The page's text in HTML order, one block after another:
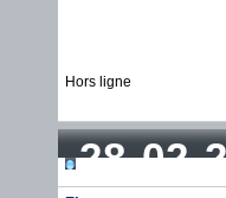
Hors ligne
28-02-